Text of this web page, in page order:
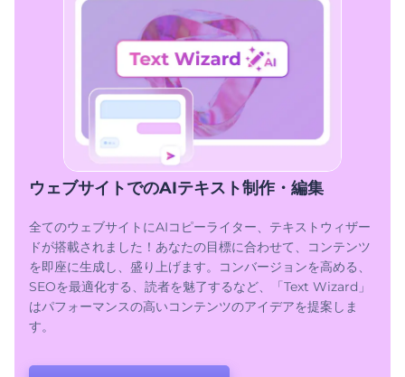
ウェブサイトでのAIテキスト制作・編集
全てのウェブサイトにAIコピーライター、テキストウィザー
ドが搭載されました！あなたの目標に合わせて、コンテンツ
を即座に生成し、盛り上げます。コンバージョンを高める、
SEOを最適化する、読者を魅了するなど、「Text Wizard」
はパフォーマンスの高いコンテンツのアイデアを提案しま
す。